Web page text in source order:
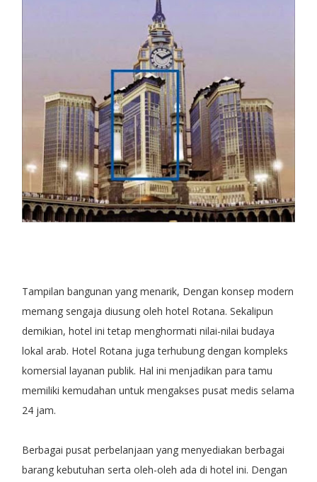
Tampilan bangunan yang menarik, Dengan konsep modern
memang sengaja diusung oleh hotel Rotana. Sekalipun
demikian, hotel ini tetap menghormati nilai-nilai budaya
lokal arab. Hotel Rotana juga terhubung dengan kompleks
komersial layanan publik. Hal ini menjadikan para tamu
memiliki kemudahan untuk mengakses pusat medis selama
24 jam.
Berbagai pusat perbelanjaan yang menyediakan berbagai
barang kebutuhan serta oleh-oleh ada di hotel ini. Dengan